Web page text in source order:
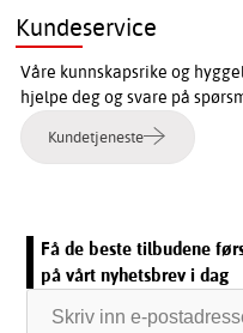
Kundeservice
Våre kunnskapsrike og
hjelpe deg og svare på
Kundetjeneste
Få de beste tilbudene
på vårt nyhetsbrev i dag